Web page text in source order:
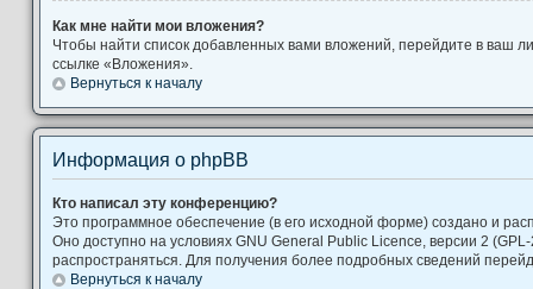
Как мне найти мои вложения?
Чтобы найти список добавленных вами вложений, перейдите в ваш
ссылке «Вложения».
Вернуться к началу
Информация о phpBB
Кто написал эту конференцию?
Это программное обеспечение (в его исходной форме) создано и
Оно доступно на условиях GNU General Public Licence, версии 2
распространяться. Для получения более подробных сведений
Вернуться к началу